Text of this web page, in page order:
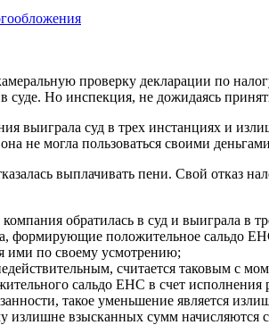
проверку декларации по
суде. Но инспекция, не дожидаясь
выиграла суд в трех инстанциях и
не могла пользоваться своими
выплачивать пени. Свой отказ
обратилась в суд и выиграла в
формирующие положительное сальдо
ими по своему усмотрению;
считается таковым с
сальдо ЕНС в счет исполнения
такое уменьшение является
взысканных сумм начисляются с